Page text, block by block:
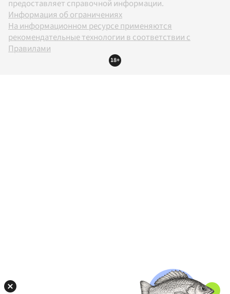
предоставляет справочной информации.
Информация об ограничениях
На информационном ресурсе применяются
рекомендательные технологии в соответствии с
Правилами
18+